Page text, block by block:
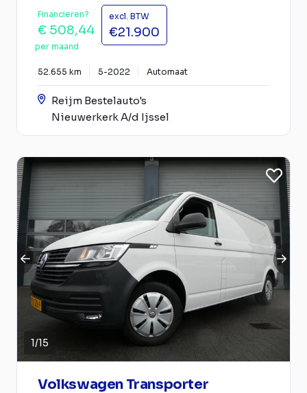
Financieren?
€ 508,44
per maand
excl. BTW
€21.900
52.655 km 5-2022 Automaat
Reijm Bestelauto's
Nieuwerkerk A/d Ijssel
1/15
Volkswagen Transporter